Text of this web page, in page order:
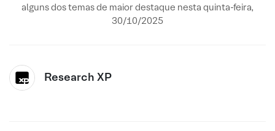
alguns dos temas de maior destaque nesta quinta-feira,
30/10/2025
Research XP